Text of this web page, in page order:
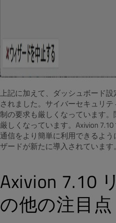
上記に加えて、ダッシュボード
されました。サイバーセキュリ
制の要求も厳しくなっています。
厳しくなっています。Axivion
通信をより簡単に利用できるよ
ザードが新たに導入されています。
Axivion 7.10
の他の注目点